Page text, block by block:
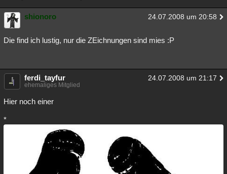
shionoro 24.07.2008 um 20:58
Die find ich lustig, nur die ZEichnungen sind mies :P
ferdi_tayfur 24.07.2008 um 21:17
ehemaliges Mitglied
Hier noch einer
*